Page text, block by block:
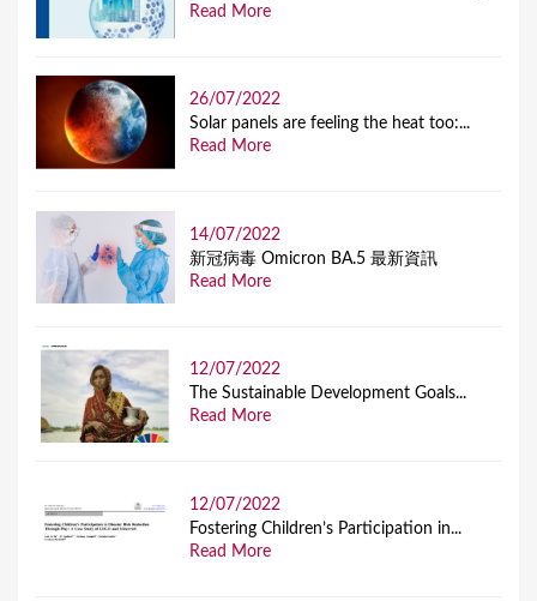
Read More
26/07/2022
Solar panels are feeling the heat too:...
Read More
14/07/2022
新冠病毒 Omicron BA.5 最新資訊
Read More
12/07/2022
The Sustainable Development Goals...
Read More
12/07/2022
Fostering Children’s Participation in...
Read More